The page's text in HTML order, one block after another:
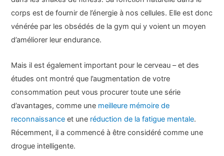
corps est de fournir de l’énergie à nos cellules. Elle est donc
vénérée par les obsédés de la gym qui y voient un moyen
d’améliorer leur endurance.
Mais il est également important pour le cerveau – et des
études ont montré que l’augmentation de votre
consommation peut vous procurer toute une série
d’avantages, comme une meilleure mémoire de
reconnaissanceet une réduction de la fatigue mentale.
Récemment, il a commencé à être considéré comme une
drogue intelligente.